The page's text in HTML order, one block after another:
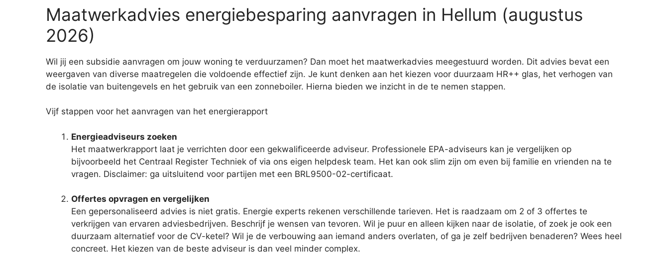
Maatwerkadvies energiebesparing aanvragen in Hellum (augustus
2026)
Wil jij een subsidie aanvragen om jouw woning te verduurzamen? Dan moet het maatwerkadvies meegestuurd worden. Dit advies bevat een
weergaven van diverse maatregelen die voldoende effectief zijn. Je kunt denken aan het kiezen voor duurzaam HR++ glas, het verhogen van
de isolatie van buitengevels en het gebruik van een zonneboiler. Hierna bieden we inzicht in de te nemen stappen.
Vijf stappen voor het aanvragen van het energierapport
Energieadviseurs zoeken
Het maatwerkrapport laat je verrichten door een gekwalificeerde adviseur. Professionele EPA-adviseurs kan je vergelijken op
bijvoorbeeld het Centraal Register Techniek of via ons eigen helpdesk team. Het kan ook slim zijn om even bij familie en vrienden na te
vragen. Disclaimer: ga uitsluitend voor partijen met een BRL9500-02-certificaat.
Offertes opvragen en vergelijken
Een gepersonaliseerd advies is niet gratis. Energie experts rekenen verschillende tarieven. Het is raadzaam om 2 of 3 offertes te
verkrijgen van ervaren adviesbedrijven. Beschrijf je wensen van tevoren. Wil je puur en alleen kijken naar de isolatie, of zoek je ook een
duurzaam alternatief voor de CV-ketel? Wil je de verbouwing aan iemand anders overlaten, of ga je zelf bedrijven benaderen? Wees heel
concreet. Het kiezen van de beste adviseur is dan veel minder complex.